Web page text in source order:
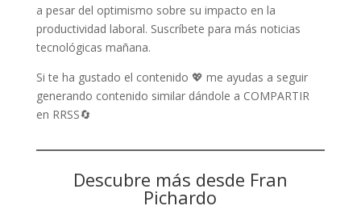
a pesar del optimismo sobre su impacto en la
productividad laboral. Suscríbete para más noticias
tecnológicas mañana.
Si te ha gustado el contenido 💖 me ayudas a seguir
generando contenido similar dándole a COMPARTIR
en RRSS🔄
Descubre más desde Fran
Pichardo